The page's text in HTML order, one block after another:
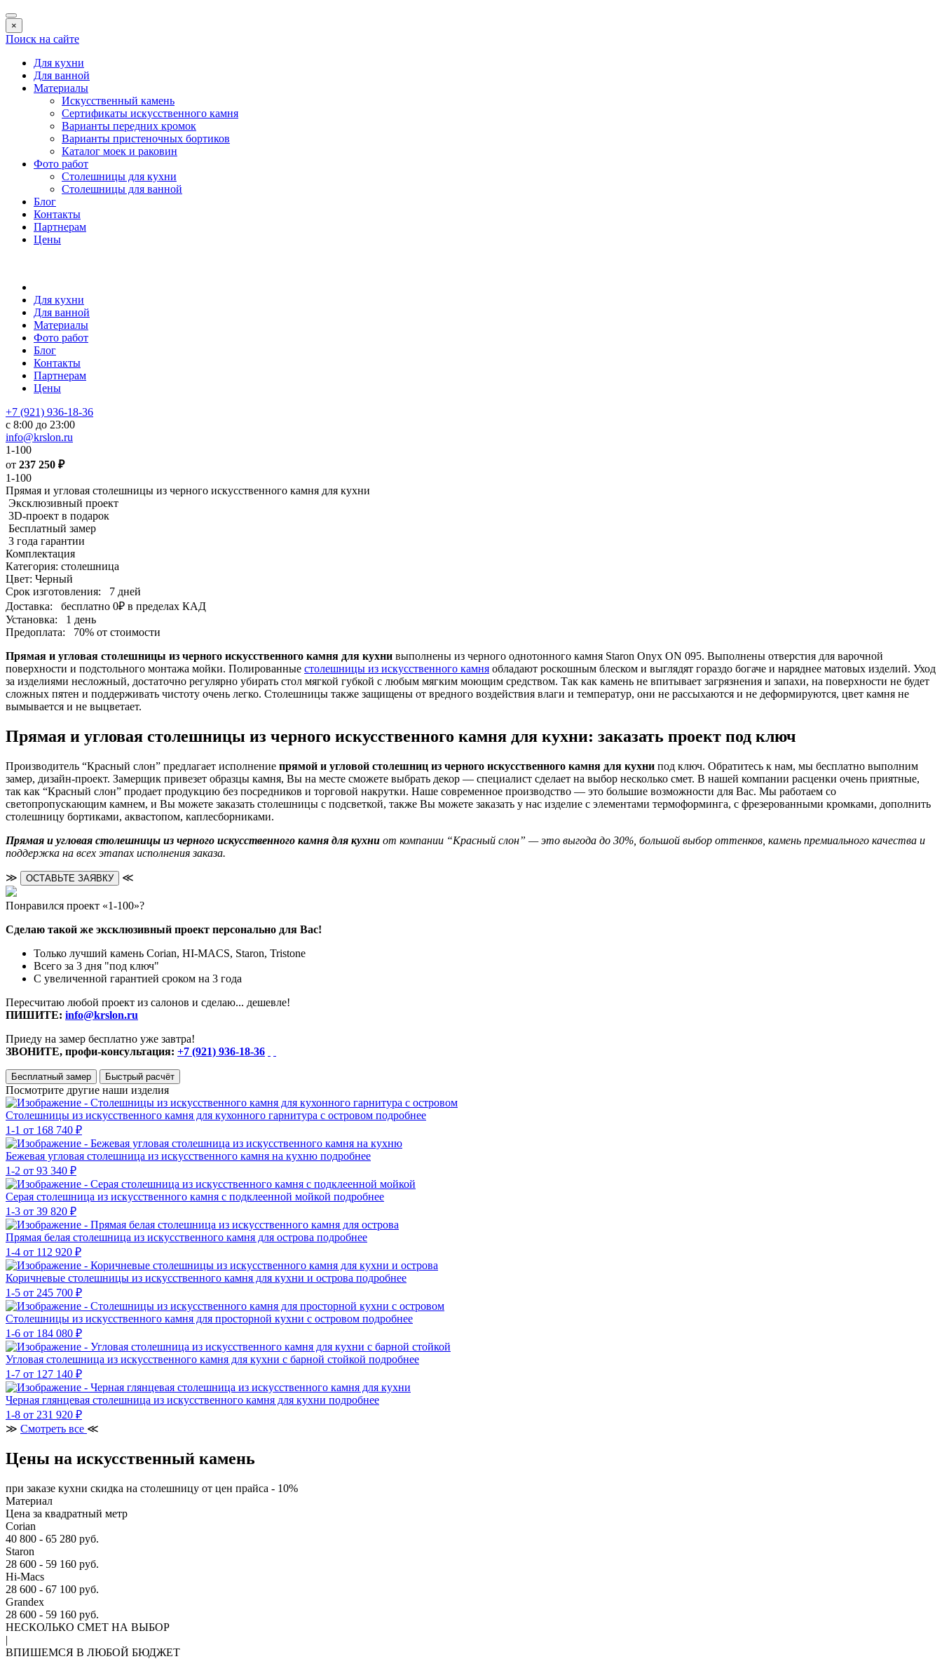
×
Поиск на сайте
Для кухни
Для ванной
Материалы
Искусственный камень
Сертификаты искусственного камня
Варианты передних кромок
Варианты пристеночных бортиков
Каталог моек и раковин
Фото работ
Столешницы для кухни
Столешницы для ванной
Блог
Контакты
Партнерам
Цены
Для кухни
Для ванной
Материалы
Фото работ
Блог
Контакты
Партнерам
Цены
+7 (921) 936-18-36
с 8:00 до 23:00
info@krslon.ru
1-100
от 237 250 ₽
1-100
Прямая и угловая столешницы из черного искусственного камня для кухни
Эксклюзивный проект
3D-проект в подарок
Бесплатный замер
3 года гарантии
Комплектация
Категория: столешница
Цвет: Черный
Срок изготовления:
7 дней
Доставка:
бесплатно 0₽ в пределах КАД
Установка:
1 день
Предоплата:
70% от стоимости
Прямая и угловая столешницы из черного искусственного камня для кухни выполнены из черного однотонного камня Staron Onyx ON 095. Выполнены отверстия для варочной
поверхности и подстольного монтажа мойки. Полированные столешницы из искусственного камня обладают роскошным блеском и выглядят гораздо богаче и наряднее матовых изделий. Уход
за изделиями несложный, достаточно регулярно убирать стол мягкой губкой с любым мягким моющим средством. Так как камень не впитывает загрязнения и запахи, на поверхности не будет
сложных пятен и поддерживать чистоту очень легко. Столешницы также защищены от вредного воздействия влаги и температур, они не рассыхаются и не деформируются, цвет камня не
вымывается и не выцветает.
Прямая и угловая столешницы из черного искусственного камня для кухни: заказать проект под ключ
Производитель “Красный слон” предлагает исполнение прямой и угловой столешниц из черного искусственного камня для кухни под ключ. Обратитесь к нам, мы бесплатно выполним
замер, дизайн-проект. Замерщик привезет образцы камня, Вы на месте сможете выбрать декор — специалист сделает на выбор несколько смет. В нашей компании расценки очень приятные,
так как “Красный слон” продает продукцию без посредников и торговой накрутки. Наше современное производство — это большие возможности для Вас. Мы работаем со
светопропускающим камнем, и Вы можете заказать столешницы с подсветкой, также Вы можете заказать у нас изделие с элементами термоформинга, с фрезерованными кромками, дополнить
столешницу бортиками, аквастопом, каплесборниками.
Прямая и угловая столешницы из черного искусственного камня для кухни от компании “Красный слон” — это выгода до 30%, большой выбор оттенков, камень премиального качества и
поддержка на всех этапах исполнения заказа.
≫ ОСТАВЬТЕ ЗАЯВКУ ≪
Понравился проект «1-100»?
Сделаю такой же эксклюзивный проект персонально для Вас!
Только лучший камень Corian, HI-MACS, Staron, Tristone
Всего за 3 дня "под ключ"
С увеличенной гарантией сроком на 3 года
Пересчитаю любой проект из салонов и сделаю... дешевле!
ПИШИТЕ: info@krslon.ru
Приеду на замер бесплатно уже завтра!
ЗВОНИТЕ, профи-консультация: +7 (921) 936-18-36
Бесплатный замер Быстрый расчёт
Посмотрите другие наши изделия
Столешницы из искусственного камня для кухонного гарнитура с островом подробнее
1-1 от 168 740 ₽
Бежевая угловая столешница из искусственного камня на кухню подробнее
1-2 от 93 340 ₽
Серая столешница из искусственного камня с подклеенной мойкой подробнее
1-3 от 39 820 ₽
Прямая белая столешница из искусственного камня для острова подробнее
1-4 от 112 920 ₽
Коричневые столешницы из искусственного камня для кухни и острова подробнее
1-5 от 245 700 ₽
Столешницы из искусственного камня для просторной кухни с островом подробнее
1-6 от 184 080 ₽
Угловая столешница из искусственного камня для кухни с барной стойкой подробнее
1-7 от 127 140 ₽
Черная глянцевая столешница из искусственного камня для кухни подробнее
1-8 от 231 920 ₽
≫ Смотреть все ≪
Цены на искусственный камень
при заказе кухни скидка на столешницу от цен прайса - 10%
Материал
Цена за квадратный метр
Corian
40 800 - 65 280 руб.
Staron
28 600 - 59 160 руб.
Hi-Macs
28 600 - 67 100 руб.
Grandex
28 600 - 59 160 руб.
НЕСКОЛЬКО СМЕТ НА ВЫБОР
|
ВПИШЕМСЯ В ЛЮБОЙ БЮДЖЕТ